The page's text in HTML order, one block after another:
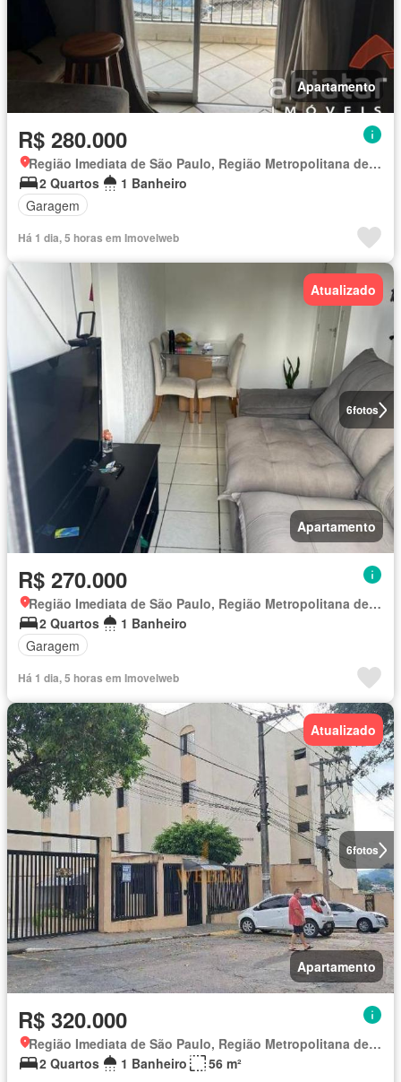
Apartamento
R$ 280.000
Região Imediata de São Paulo, Região Metropolitana de São Paulo
2 Quartos
1 Banheiro
Garagem
Há 1 dia, 5 horas em Imovelweb
6fotos
Atualizado
Apartamento
R$ 270.000
Região Imediata de São Paulo, Região Metropolitana de São Paulo
2 Quartos
1 Banheiro
Garagem
Há 1 dia, 5 horas em Imovelweb
6fotos
Atualizado
Apartamento
R$ 320.000
Região Imediata de São Paulo, Região Metropolitana de São Paulo
2 Quartos
1 Banheiro 56 m²